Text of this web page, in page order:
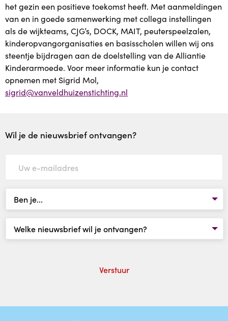
Samen voor Taal
Twinkeltje Opvoedondersteuning
Van Kansarm naar Kansrijk
WeTime
het gezin een positieve toekomst heeft. Met aanmeldingen
van en in goede samenwerking met collega instellingen
als de wijkteams, CJG’s, DOCK, MAIT, peuterspeelzalen,
kinderopvangorganisaties en basisscholen willen wij ons
steentje bijdragen aan de doelstelling van de Alliantie
Kinderarmoede. Voor meer informatie kun je contact
opnemen met Sigrid Mol,
sigrid@vanveldhuizenstichting.nl
Wil je de nieuwsbrief ontvangen?